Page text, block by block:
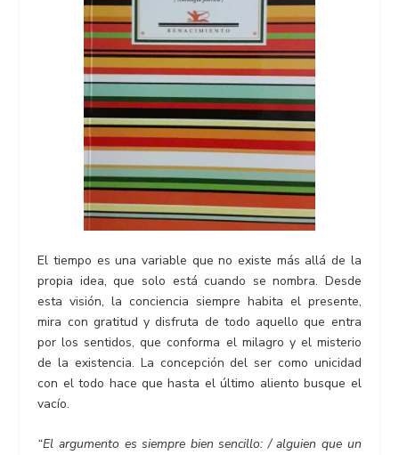
El tiempo es una variable que no existe más allá de la
propia idea, que solo está cuando se nombra. Desde
esta visión, la conciencia siempre habita el presente,
mira con gratitud y disfruta de todo aquello que entra
por los sentidos, que conforma el milagro y el misterio
de la existencia. La concepción del ser como unicidad
con el todo hace que hasta el último aliento busque el
vacío.
“El argumento es siempre bien sencillo: / alguien que un